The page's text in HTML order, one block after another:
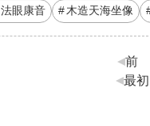
法眼康音 木造天海坐像
前
最初